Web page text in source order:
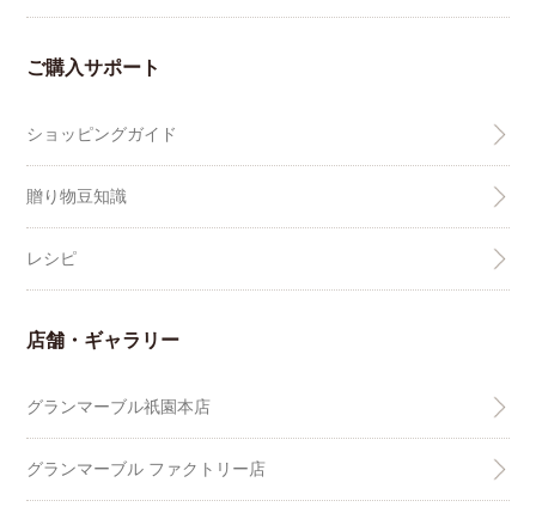
ご購入サポート
ショッピングガイド
贈り物豆知識
レシピ
店舗・ギャラリー
グランマーブル祇園本店
グランマーブル ファクトリー店